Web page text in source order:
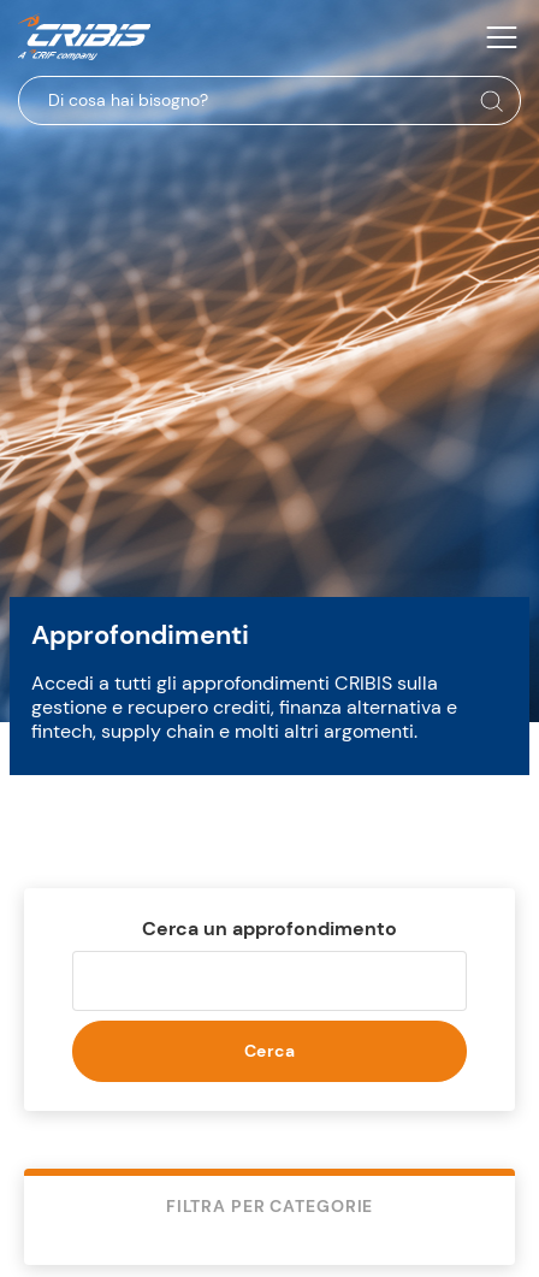
Approfondimenti
Accedi a tutti gli approfondimenti CRIBIS sulla
gestione e recupero crediti, finanza alternativa e
fintech, supply chain e molti altri argomenti.
Cerca un approfondimento
Cerca
FILTRA PER CATEGORIE